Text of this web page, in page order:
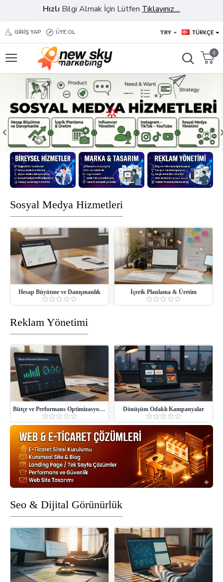
Hızlı Bilgi Almak İçin Lütfen Tıklayınız....
GIRIŞ YAP ÜYE OL TRY TÜRKÇE
0
Sosyal Medya Hizmetleri
Hesap Büyütme ve Danışmanlık İçerik Planlama & Üretim
Reklam Yönetimi
Bütçe ve Performans Optimizasyonu Dönüşüm Odaklı Kampanyalar
Seo & Dijital Görünürlük